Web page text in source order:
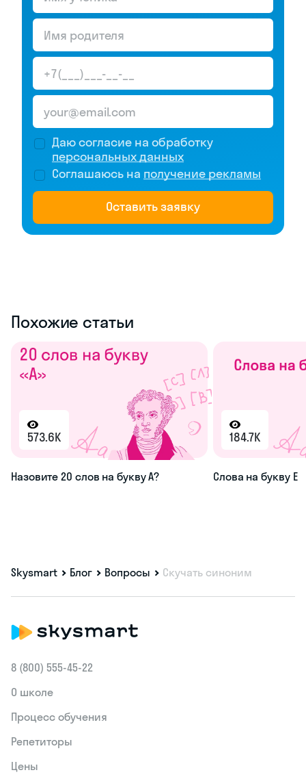
Даю согласие на обработку
персональных данных
Соглашаюсь на получение рекламы
Оставить заявку
Похожие статьи
573.6K
Назовите 20 слов на букву А?
184.7K
Слова на букву Е
Skysmart Блог Вопросы Скучать синоним
8 (800) 555‑45-22
О школе
Процесс обучения
Репетиторы
Цены